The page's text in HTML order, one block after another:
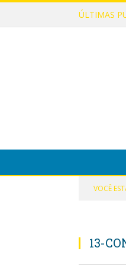
ÚLTIMAS
VOCÊ
13-